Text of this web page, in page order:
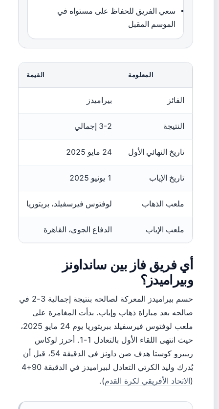
سعي الفريق للحفاظ على مستواه في
الموسم المقبل
المعلومة القيمة
الفائز بيراميدز
النتيجة 3-2 إجمالي
تاريخ النهائي الأول 24 مايو 2025
تاريخ الإياب 1 يونيو 2025
ملعب الذهاب لوفتوس فيرسفيلد، بريتوريا
ملعب الإياب الدفاع الجوي، القاهرة
أي فريق فاز بين سانداونز
وبيراميدز؟
حسم بيراميدز المعركة لصالحه بنتيجة إجمالية 3-2 في
صالحه بعد مباراة ذهاب وإياب. بدأت المغامرة على
ملعب لوفتوس فيرسفيلد ببريتوريا يوم 24 مايو 2025،
حيث انتهى اللقاء الأول بالتعادل 1-1. أحرز لوكاس
ريبيرو كوستا هدف صن داونز في الدقيقة 54، قبل أن
يُدرك وليد الكرتي التعادل لبيراميدز في الدقيقة 90+4
الاتحاد الأفريقي لكرة القدم).